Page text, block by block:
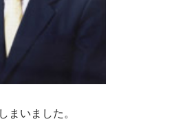
まいました。